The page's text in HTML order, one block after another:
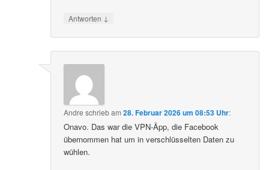
Antworten ↓
Andre schriebam28. Februar 2026 um 08:53 Uhr:
Onavo. Das war die VPN-Äpp, die Facebook
übernommen hat um in verschlüsselten Daten zu
wühlen.